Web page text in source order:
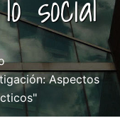
Aspectos